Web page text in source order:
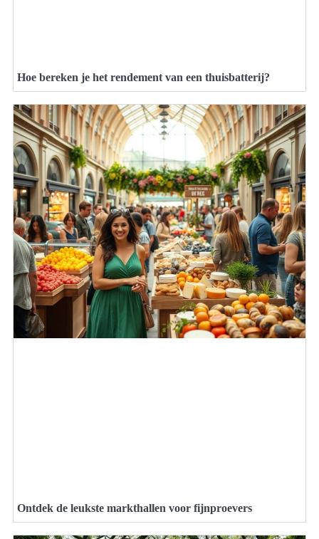
Hoe bereken je het rendement van een thuisbatterij?
Ontdek de leukste markthallen voor fijnproevers